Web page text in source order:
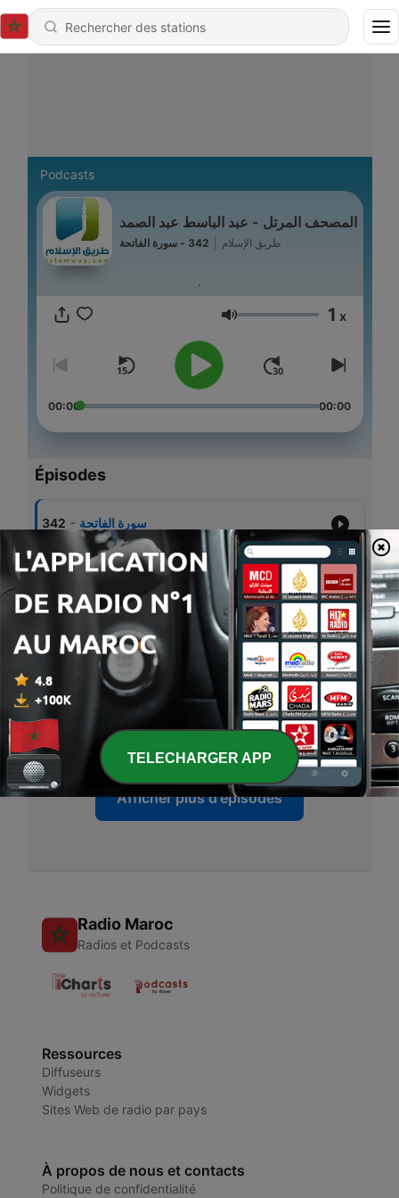
Podcasts
المصحف المرتل - عبد الباسط عبد الصمد
طريق الإسلام 342 - سورة الفاتحة
.
Volume 1 x
00:00 00:00
Épisodes
342 - سورة الفاتحة
341 - سورة البقرة
سورة آل عمران
339 سورة النساء
338 سورة المائدة
Afficher plus d'épisodes
Radio Maroc
Radios et Podcasts
Ressources
Diffuseurs
Widgets
Sites Web de radio par pays
À propos de nous et contacts
Politique de confidentialité
TELECHARGER APP